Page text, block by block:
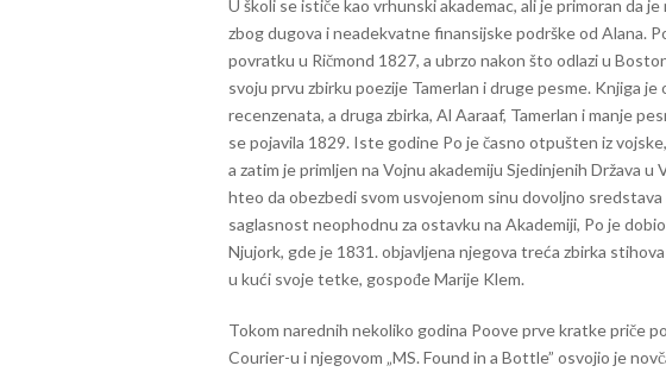
U školi se ističe kao vrhunski akademac, ali je primoran da
zbog dugova i neadekvatne finansijske podrške od Alana.
povratku u Ričmond 1827, a ubrzo nakon što odlazi u
svoju prvu zbirku poezije Tamerlan i druge pesme. Knjiga
recenzenata, a druga zbirka, Al Aaraaf, Tamerlan i manje
se pojavila 1829. Iste godine Po je časno otpušten iz
a zatim je primljen na Vojnu akademiju Sjedinjenih Država
hteo da obezbedi svom usvojenom sinu dovoljno sredstava
saglasnost neophodnu za ostavku na Akademiji, Po je
Njujork, gde je 1831. objavljena njegova treća zbirka
u kući svoje tetke, gospođe Marije Klem.
Tokom narednih nekoliko godina Poove prve kratke priče
Courier-u i njegovom „MS. Found in a Bottle” osvojio je